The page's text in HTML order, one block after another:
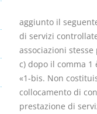
aggiunto il
di servizi
associazioni
c) dopo il comma 1
«1-bis. Non
collocamento di
prestazione di